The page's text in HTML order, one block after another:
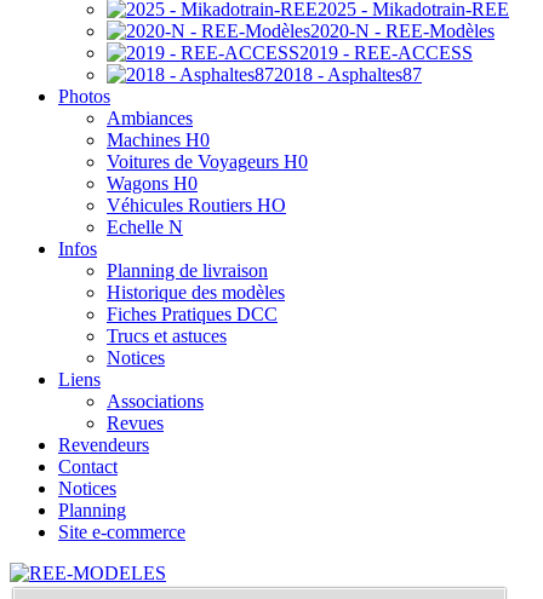
2025 - Mikadotrain-REE
2020-N - REE-Modèles
2019 - REE-ACCESS
2018 - Asphaltes87
Photos
Ambiances
Machines H0
Voitures de Voyageurs H0
Wagons H0
Véhicules Routiers HO
Echelle N
Infos
Planning de livraison
Historique des modèles
Fiches Pratiques DCC
Trucs et astuces
Notices
Liens
Associations
Revues
Revendeurs
Contact
Notices
Planning
Site e-commerce